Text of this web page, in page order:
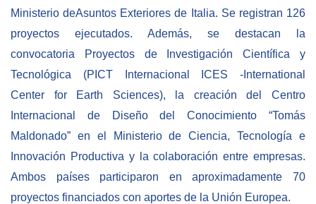
Ministerio deAsuntos Exteriores de Italia. Se registran 126
proyectos ejecutados. Además, se destacan la
convocatoria Proyectos de Investigación Científica y
Tecnológica (PICT Internacional ICES -International
Center for Earth Sciences), la creación del Centro
Internacional de Diseño del Conocimiento “Tomás
Maldonado” en el Ministerio de Ciencia, Tecnología e
Innovación Productiva y la colaboración entre empresas.
Ambos países participaron en aproximadamente 70
proyectos financiados con aportes de la Unión Europea.